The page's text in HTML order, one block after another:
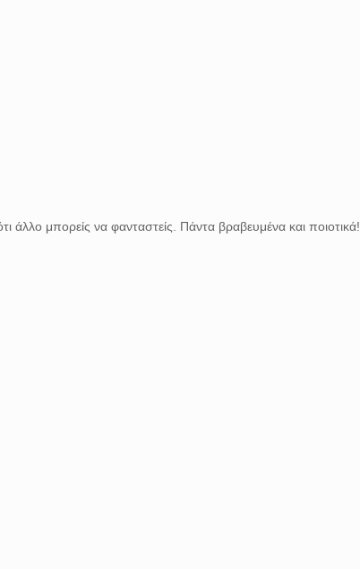
άλλο μπορείς να φανταστείς. Πάντα βραβευμένα και ποιοτικά!